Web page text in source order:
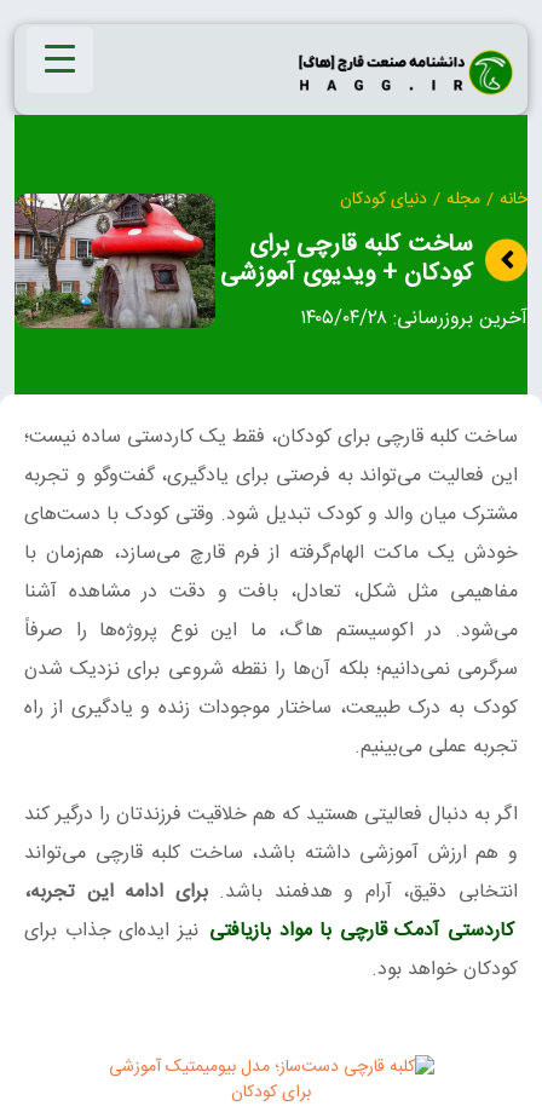
Skip
content
خانه / مجله / دنیای کودکان
ساخت کلبه قارچی برای
کودکان + ویدیوی آموزشی
آخرین بروزرسانی:۱۴۰۵/۰۴/۲۸
ساخت کلبه قارچی برای کودکان، فقط یک کاردستی ساده نیست؛
این فعالیت می‌تواند به فرصتی برای یادگیری، گفت‌وگو و تجربه
مشترک میان والد و کودک تبدیل شود. وقتی کودک با دست‌های
خودش یک ماکت الهام‌گرفته از فرم قارچ می‌سازد، هم‌زمان با
مفاهیمی مثل شکل، تعادل، بافت و دقت در مشاهده آشنا
می‌شود. در اکوسیستم هاگ، ما این نوع پروژه‌ها را صرفاً
سرگرمی نمی‌دانیم؛ بلکه آن‌ها را نقطه شروعی برای نزدیک شدن
کودک به درک طبیعت، ساختار موجودات زنده و یادگیری از راه
تجربه عملی می‌بینیم.
اگر به دنبال فعالیتی هستید که هم خلاقیت فرزندتان را درگیر کند
و هم ارزش آموزشی داشته باشد، ساخت کلبه قارچی می‌تواند
انتخابی دقیق، آرام و هدفمند باشد.برای ادامه این تجربه،
کاردستی آدمک قارچی با مواد بازیافتی نیز ایده‌ای جذاب برای
کودکان خواهد بود.